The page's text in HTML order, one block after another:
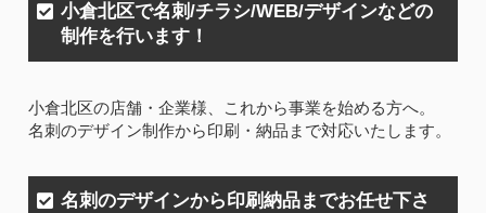
小倉北区で名刺/チラシ/WEB/デザインなどの
制作を行います！
小倉北区の店舗・企業様、これから事業を始める方へ。
名刺のデザイン制作から印刷・納品まで対応いたします。
名刺のデザインから印刷納品までお任せ下さ